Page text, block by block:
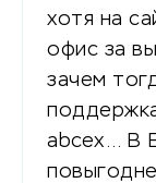
хотя на
офис за
зачем
abcex… В